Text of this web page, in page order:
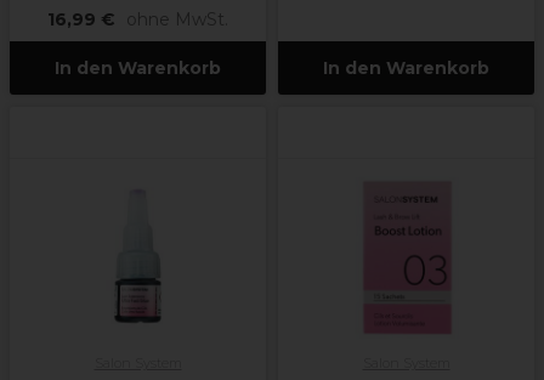
16,99 €
ohne MwSt.
In den Warenkorb In den Warenkorb